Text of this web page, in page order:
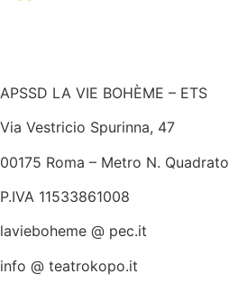
APSSD LA VIE BOHÈME – ETS
Via Vestricio Spurinna, 47
00175 Roma – Metro N. Quadrato
P.IVA 11533861008
lavieboheme @ pec.it
info @ teatrokopo.it